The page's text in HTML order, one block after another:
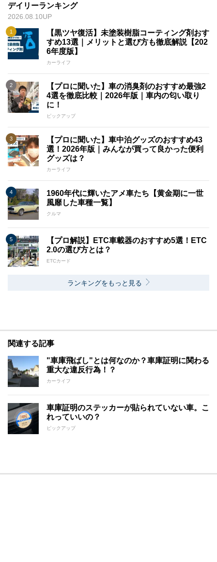
デイリーランキング
2026.08.10UP
【黒ツヤ復活】未塗装樹脂コーティング剤おす
すめ13選｜メリットと選び方も徹底解説【202
6年度版】
カーライフ
【プロに聞いた】車の消臭剤のおすすめ最強2
4選を徹底比較｜2026年版｜車内の匂い取り
に！
ピックアップ
【プロに聞いた】車中泊グッズのおすすめ43
選！2026年版｜みんなが買って良かった便利
グッズは？
カーライフ
1960年代に輝いたアメ車たち【黄金期に一世
風靡した車種一覧】
クルマ
【プロ解説】ETC車載器のおすすめ5選！ETC
2.0の選び方とは？
ETCカード
ランキングをもっと見る
関連する記事
"車庫飛ばし"とは何なのか？車庫証明に関わる
重大な違反行為！？
カーライフ
車庫証明のステッカーが貼られていない車。こ
れっていいの？
ピックアップ